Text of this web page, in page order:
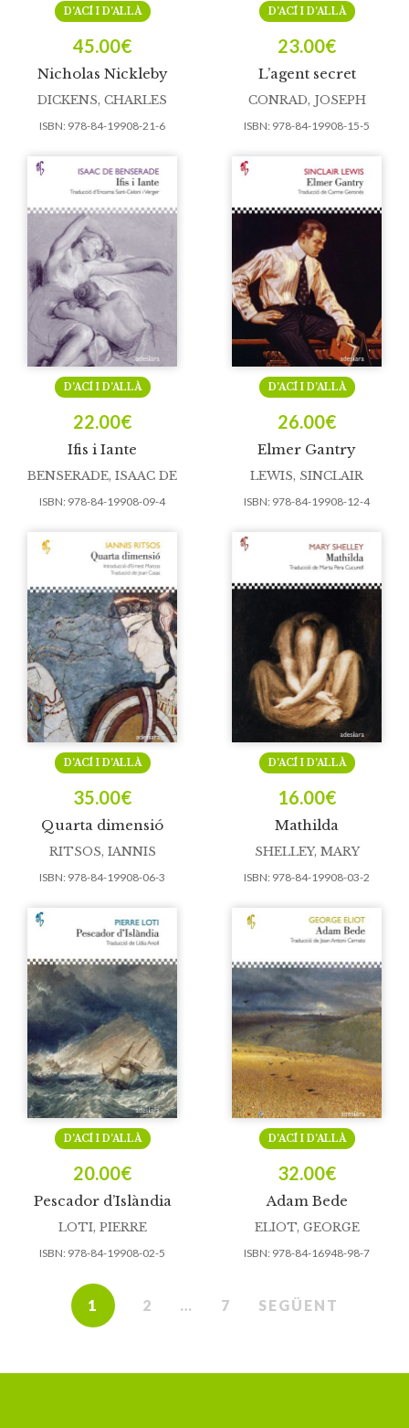
Nicholas Nickleby
D’ACÍ I D’ALLÀ
45.00€
DICKENS, CHARLES
ISBN: 978-84-19908-21-6
L’agent secret
D’ACÍ I D’ALLÀ
23.00€
CONRAD, JOSEPH
ISBN: 978-84-19908-15-5
Ifis i Iante
D’ACÍ I D’ALLÀ
22.00€
BENSERADE, ISAAC DE
ISBN: 978-84-19908-09-4
Elmer Gantry
D’ACÍ I D’ALLÀ
26.00€
LEWIS, SINCLAIR
ISBN: 978-84-19908-12-4
Quarta dimensió
D’ACÍ I D’ALLÀ
35.00€
RITSOS, IANNIS
ISBN: 978-84-19908-06-3
Mathilda
D’ACÍ I D’ALLÀ
16.00€
SHELLEY, MARY
ISBN: 978-84-19908-03-2
Pescador d’Islàndia
D’ACÍ I D’ALLÀ
20.00€
LOTI, PIERRE
ISBN: 978-84-19908-02-5
Adam Bede
D’ACÍ I D’ALLÀ
32.00€
ELIOT, GEORGE
ISBN: 978-84-16948-98-7
1 2 … 7 SEGÜENT